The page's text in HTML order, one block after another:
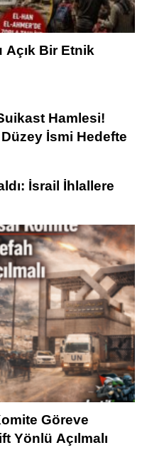
Açık Bir Etnik
Hamlesi!
Düzey İsmi Hedefte
İsrail İhlallere
Göreve
Yönlü Açılmalı